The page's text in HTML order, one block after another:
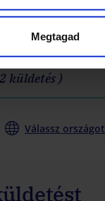
Megtagad
(12 küldetés )
Válassz országot